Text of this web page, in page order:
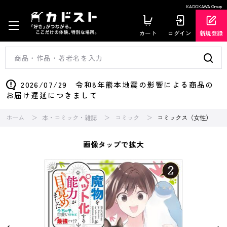
KADOKAWA Group
カート ログイン 新規登録
2026/07/29 令和8年熊本地震の影響による商品の
お届け遅延につきまして
ホーム 本・コミック・雑誌 コミック コミックス（女性）
画像タップで拡大